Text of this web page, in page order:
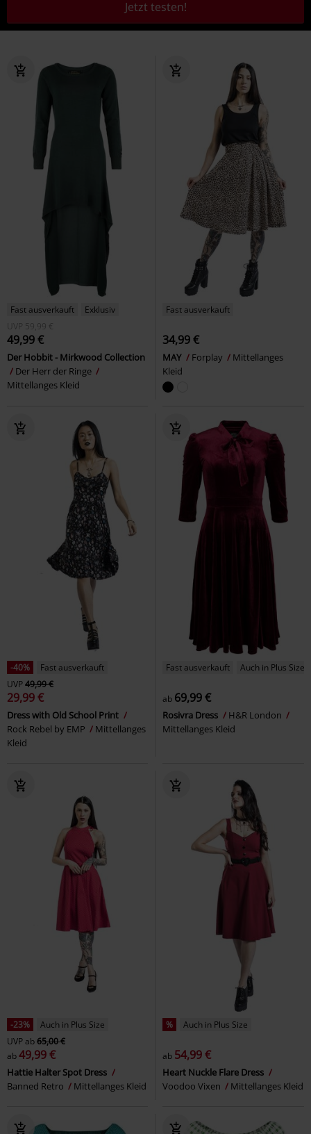
Jetzt testen!
Fast ausverkauft
Exklusiv
UVP
59,99 €
49,99 €
Der Hobbit - Mirkwood Collection
Der Herr der Ringe
Mittellanges Kleid
Fast ausverkauft
34,99 €
MAY Forplay
Mittellanges
Kleid
-40%
Fast ausverkauft
UVP49,99 €
29,99 €
Dress with Old School Print
Rock Rebel by EMP
Mittellanges
Kleid
Fast ausverkauft Auch in Plus Size
ab 69,99 €
Rosivra Dress
H&R London
Mittellanges Kleid
-23%
Auch in Plus Size
UVPab65,00 €
ab49,99 €
Hattie Halter Spot Dress
Banned Retro
Mittellanges Kleid
% Auch in Plus Size
ab 54,99 €
Heart Nuckle Flare Dress
Voodoo Vixen
Mittellanges Kleid